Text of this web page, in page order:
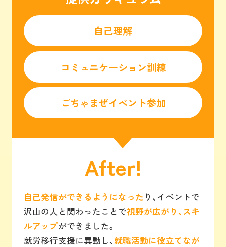
自己理解
コミュニケーション訓練
ごちゃまぜイベント参加
After!
自己発信ができるようになった り、イベントで
沢山の人と関わったことで視野が広がり、スキ
ルアップができました。
就労移行支援に異動し、就職活動に役立てなが